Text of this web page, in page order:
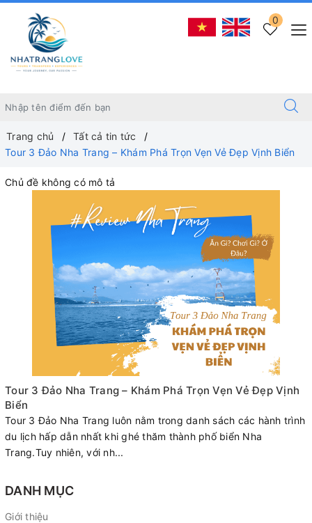
0
Trang chủ
Tất cả tin tức
Tour 3 Đảo Nha Trang – Khám Phá Trọn Vẹn Vẻ Đẹp Vịnh Biển
Chủ đề không có mô tả
Tour 3 Đảo Nha Trang – Khám Phá Trọn Vẹn Vẻ Đẹp Vịnh
Biển
Tour 3 Đảo Nha Trang luôn nằm trong danh sách các hành trình
du lịch hấp dẫn nhất khi ghé thăm thành phố biển Nha
Trang.Tuy nhiên, với nh...
DANH MỤC
Giới thiệu